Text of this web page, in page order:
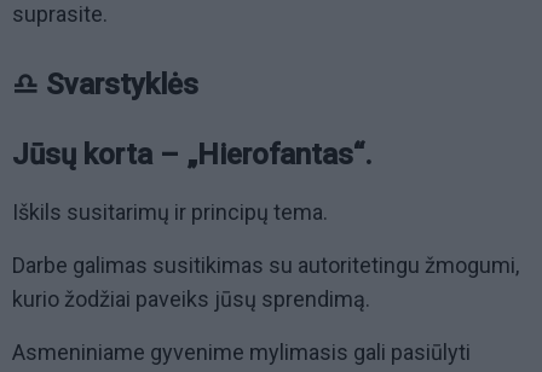
suprasite.
♎ Svarstyklės
Jūsų korta – „Hierofantas“.
Iškils susitarimų ir principų tema.
Darbe galimas susitikimas su autoritetingu žmogumi,
kurio žodžiai paveiks jūsų sprendimą.
Asmeniniame gyvenime mylimasis gali pasiūlyti